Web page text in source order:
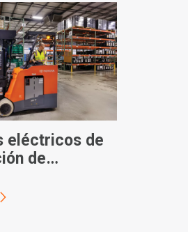
eléctricos de
de